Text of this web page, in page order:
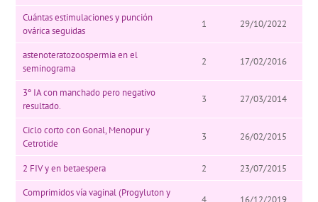
Cuántas estimulaciones y punción
ovárica seguidas
1 29/10/2022
astenoteratozoospermia en el
seminograma
2 17/02/2016
3º IA con manchado pero negativo
resultado.
3 27/03/2014
Ciclo corto con Gonal, Menopur y
Cetrotide
3 26/02/2015
2 FIV y en betaespera 2
23/07/2015
Comprimidos vía vaginal (Progyluton y
4 16/12/2019